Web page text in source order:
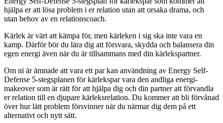
hjälpa er att lösa problem i er relation utan att orsaka drama, och
utan behov av en relationscoach.
Kärlek är värt att kämpa för, men kärleken i sig ska inte vara en
kamp. Därför bör du lära dig att försvara, skydda och balansera din
egen energi även när du är tillsammans med din kärlekspartner.
Om ni är ämnade att vara ett par kan användning av Energy Self-
Defense 5-stegsplanen för kärlekspar vara den andliga energi-
makeover som är rätt för att hjälpa dig och din partner att förvandla
er relation till en djupare kärleksrelation. Du kommer att bli förvånad
över hur lätt problem försvinner när du närmar dig dem på ett
alternativt och nytt sätt.